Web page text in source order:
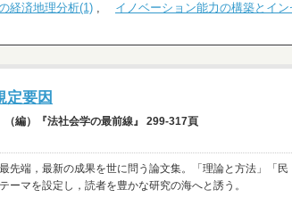
経済地理分析(1) , イノベーション能力の構築とイ
定要因
編）『法社会学の最前線』 299-317頁
先端，最新の成果を世に問う論文集。「理論と方法」「民
マを設定し，読者を豊かな研究の海へと誘う。